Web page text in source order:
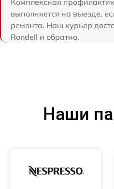
Комплексная
выполняется на выезде,
ремонта. Наш курьер
Rondell и обратно.
Наши